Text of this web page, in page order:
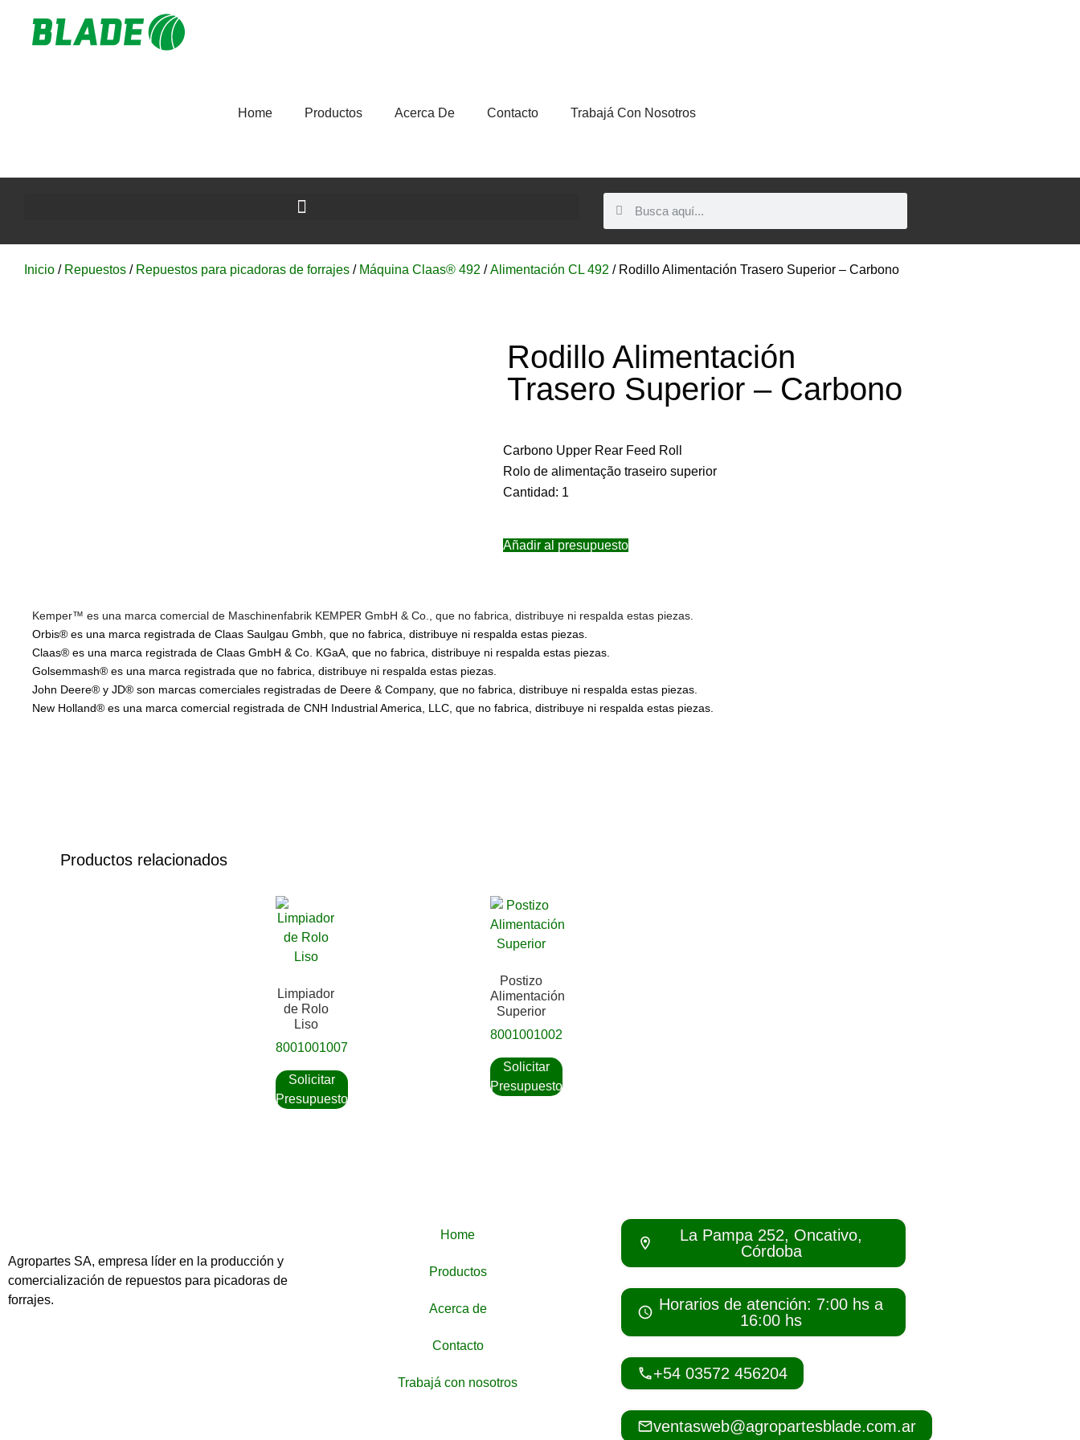
Home Productos Acerca De Contacto Trabajá Con Nosotros
Inicio / Repuestos / Repuestos para picadoras de forrajes / Máquina Claas® 492 /Alimentación CL 492 / Rodillo Alimentación Trasero Superior – Carbono
Rodillo Alimentación
Trasero Superior – Carbono
Carbono Upper Rear Feed Roll
Rolo de alimentação traseiro superior
Cantidad: 1
Añadir al presupuesto
Kemper™ es una marca comercial de Maschinenfabrik KEMPER GmbH & Co., que no fabrica, distribuye ni respalda estas piezas.
Orbis® es una marca registrada de Claas Saulgau Gmbh, que no fabrica, distribuye ni respalda estas piezas.
Claas® es una marca registrada de Claas GmbH & Co. KGaA, que no fabrica, distribuye ni respalda estas piezas.
Golsemmash® es una marca registrada que no fabrica, distribuye ni respalda estas piezas.
John Deere® y JD® son marcas comerciales registradas de Deere & Company, que no fabrica, distribuye ni respalda estas piezas.
New Holland® es una marca comercial registrada de CNH Industrial America, LLC, que no fabrica, distribuye ni respalda estas piezas.
Productos relacionados
Limpiador
de Rolo
Liso
8001001007
Solicitar
Presupuesto
Postizo
Alimentación
Superior
8001001002
Solicitar
Presupuesto
Agropartes SA, empresa líder en la producción y
comercialización de repuestos para picadoras de
forrajes.
Home
Productos
Acerca de
Contacto
Trabajá con nosotros
La Pampa 252, Oncativo,
Córdoba
Horarios de atención: 7:00 hs a
16:00 hs
+54 03572 456204
ventasweb@agropartesblade.com.ar